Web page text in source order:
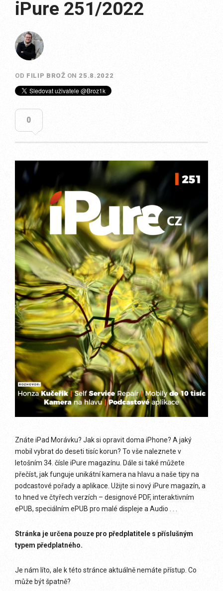
iPure 251/2022
OD FILIP BROŽ ON 25.8.2022
0
Znáte iPad Morávku? Jak si opravit doma iPhone? A jaký
mobil vybrat do deseti tisíc korun? To vše naleznete v
letošním 34. čísle iPure magazínu. Dále si také můžete
přečíst, jak funguje unikátní kamera na hlavu a naše tipy na
podcastové pořady a aplikace. Užijte si nový iPure magazín, a
to hned ve čtyřech verzích – designové PDF, interaktivním
ePUB, speciálním ePUB pro malé displeje a Audio . . .
Stránka je určena pouze pro předplatitele s příslušným
typem předplatného.
Je nám líto, ale k této stránce aktuálně nemáte přístup. Co
může být špatně?